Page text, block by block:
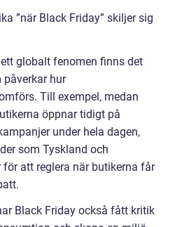
”när Black Friday” skiljer sig
globalt fenomen finns det
påverkar hur
Till exempel, medan
öppnar tidigt på
under hela dagen,
som Tyskland och
att reglera när butikerna får
Black Friday också fått kritik